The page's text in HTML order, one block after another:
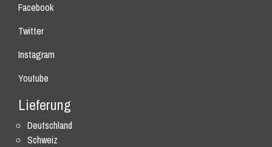
Facebook
Twitter
Instagram
Youtube
Lieferung
Deutschland
Schweiz